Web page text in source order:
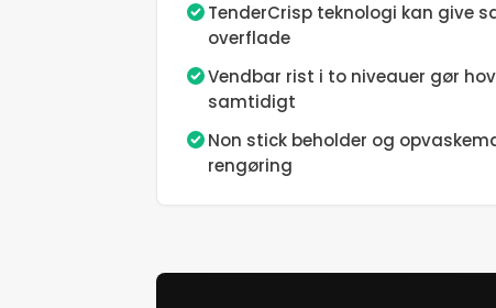
TenderCrisp teknologi kan give
overflade
Vendbar rist i to niveauer gør
samtidigt
Non stick beholder og
rengøring